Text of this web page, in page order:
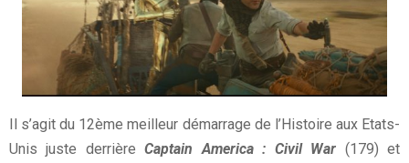
Il s’agit du 12ème meilleur démarrage de l’Histoire aux Etats-
Unis juste derrièreCaptain America : Civil War (179) et